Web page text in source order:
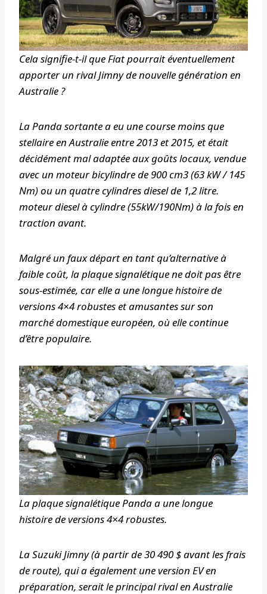
Cela signifie-t-il que Fiat pourrait éventuellement
apporter un rival Jimny de nouvelle génération en
Australie ?
La Panda sortante a eu une course moins que
stellaire en Australie entre 2013 et 2015, et était
décidément mal adaptée aux goûts locaux, vendue
avec un moteur bicylindre de 900 cm3 (63 kW / 145
Nm) ou un quatre cylindres diesel de 1,2 litre.
moteur diesel à cylindre (55kW/190Nm) à la fois en
traction avant.
Malgré un faux départ en tant qu’alternative à
faible coût, la plaque signalétique ne doit pas être
sous-estimée, car elle a une longue histoire de
versions 4×4 robustes et amusantes sur son
marché domestique européen, où elle continue
d’être populaire.
La plaque signalétique Panda a une longue
histoire de versions 4×4 robustes.
La Suzuki Jimny (à partir de 30 490 $ avant les frais
de route), qui a également une version EV en
préparation, serait le principal rival en Australie